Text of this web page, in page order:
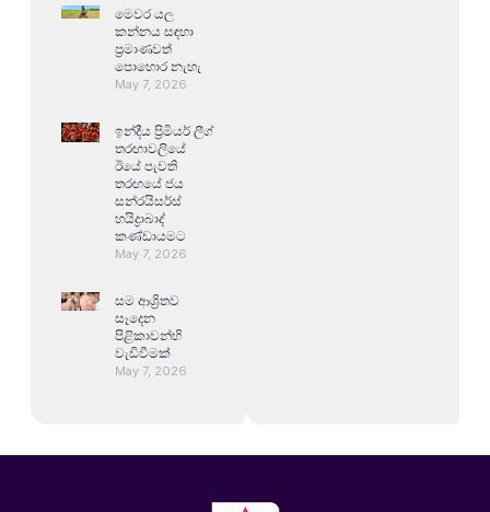
මෙවර යල
කන්නය සඳහා
ප්‍රමාණවත්
පොහොර නැහැ
May 7, 2026
ඉන්දීය ප්‍රිමියර් ලීග්
තරඟාවලියේ
ඊයේ පැවති
තරඟයේ ජය
සන්රයිසර්ස්
හයිද්‍රාබාද්
කණ්ඩායමට
May 7, 2026
සම ආශ්‍රිතව
සෑදෙන
පිළිකාවන්හි
වැඩිවීමක්
May 7, 2026